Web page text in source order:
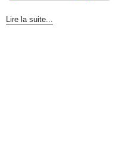
Lire la suite...